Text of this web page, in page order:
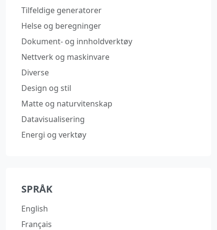
Tilfeldige generatorer
Helse og beregninger
Dokument- og innholdverktøy
Nettverk og maskinvare
Diverse
Design og stil
Matte og naturvitenskap
Datavisualisering
Energi og verktøy
SPRÅK
English
Français